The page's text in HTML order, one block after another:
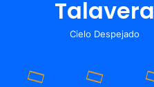
Talavera
Cielo Despejado